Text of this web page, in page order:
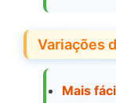
Variações
Mais